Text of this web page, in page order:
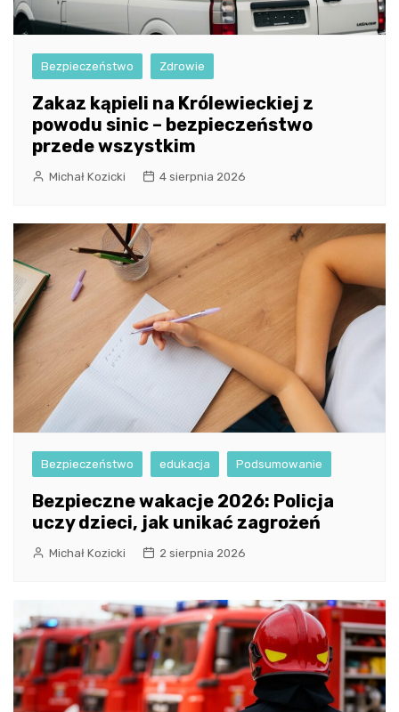
Bezpieczeństwo Zdrowie
Zakaz kąpieli na Królewieckiej z
powodu sinic – bezpieczeństwo
przede wszystkim
Michał Kozicki 4 sierpnia 2026
Bezpieczeństwo edukacja Podsumowanie
Bezpieczne wakacje 2026: Policja
uczy dzieci, jak unikać zagrożeń
Michał Kozicki 2 sierpnia 2026